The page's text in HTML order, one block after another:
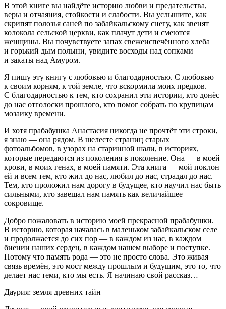
В этой книге вы найдёте историю любви и предательства,
веры и отчаяния, стойкости и слабости. Вы услышите, как
скрипят полозья саней по забайкальскому снегу, как звенят
колокола сельской церкви, как плачут дети и смеются
женщины. Вы почувствуете запах свежеиспечённого хлеба
и горький дым полыни, увидите восходы над сопками
и закаты над Амуром.
Я пишу эту книгу с любовью и благодарностью. С любовью
к своим корням, к той земле, что вскормила моих предков.
С благодарностью к тем, кто сохранил эти истории, кто донёс
до нас отголоски прошлого, кто помог собрать по крупицам
мозаику времени.
И хотя прабабушка Анастасия никогда не прочтёт эти строки,
я знаю — она рядом. В шелесте страниц старых
фотоальбомов, в узорах на старинной шали, в историях,
которые передаются из поколения в поколение. Она — в моей
крови, в моих генах, в моей памяти. Эта книга — мой поклон
ей и всем тем, кто жил до нас, любил до нас, страдал до нас.
Тем, кто проложил нам дорогу в будущее, кто научил нас быть
сильными, кто завещал нам память как величайшее
сокровище.
Добро пожаловать в историю моей прекрасной прабабушки.
В историю, которая началась в маленьком забайкальском селе
и продолжается до сих пор — в каждом из нас, в каждом
биении наших сердец, в каждом нашем выборе и поступке.
Потому что память рода — это не просто слова. Это живая
связь времён, это мост между прошлым и будущим, это то, что
делает нас теми, кто мы есть. Я начинаю свой рассказ…
Даурия: земля древних тайн